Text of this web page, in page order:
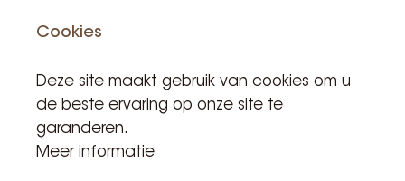
Cookies
Deze site maakt gebruik van cookies om u
de beste ervaring op onze site te
garanderen.
Meer informatie